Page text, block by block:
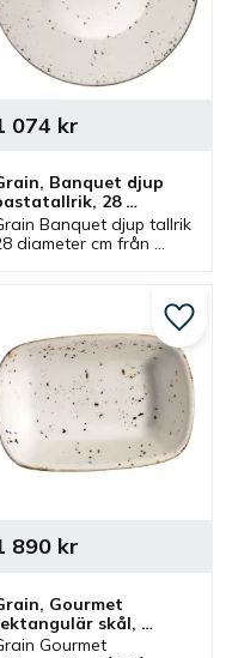
Banquet djup
28
cm - 6 st/fp
Banquet djup tallrik
diameter cm från
finns. Tallrik som passar
074 kr
Gourmet
skål,
cm - 12 st/fp
Gourmet
890kr
Lägg